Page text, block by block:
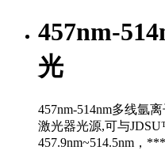
457nm-
光
457nm-514nm多线氩
激光器光源,可与
457.9nm~514.5nm，